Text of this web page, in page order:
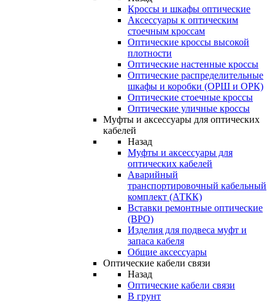
Кроссы и шкафы оптические
Аксессуары к оптическим
стоечным кроссам
Оптические кроссы высокой
плотности
Оптические настенные кроссы
Оптические распределительные
шкафы и коробки (ОРШ и ОРК)
Оптические стоечные кроссы
Оптические уличные кроссы
Муфты и аксессуары для оптических
кабелей
Назад
Муфты и аксессуары для
оптических кабелей
Аварийный
транспортировочный кабельный
комплект (АТКК)
Вставки ремонтные оптические
(ВРО)
Изделия для подвеса муфт и
запаса кабеля
Общие аксессуары
Оптические кабели связи
Назад
Оптические кабели связи
В грунт